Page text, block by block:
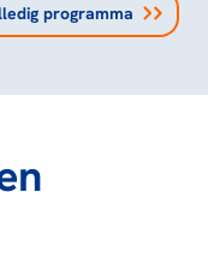
programma